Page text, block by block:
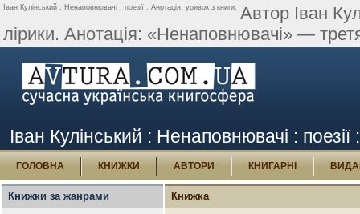
Іван Кулінський : Ненаповнювачі : поезії : Анотація, уривок з книги. Автор Іван
лірики. Анотація: «Ненаповнювачі» —
Іван Кулінський : Ненаповнювачі :
ГОЛОВНА КНИЖКИ АВТОРИ КНИГАРНІ
Книжки за жанрами Книжка